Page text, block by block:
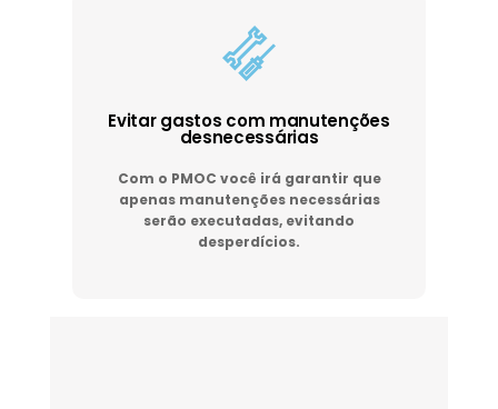
Evitar gastos com manutenções
desnecessárias
Com o PMOC você irá garantir que
apenas manutenções necessárias
serão executadas, evitando
desperdícios.